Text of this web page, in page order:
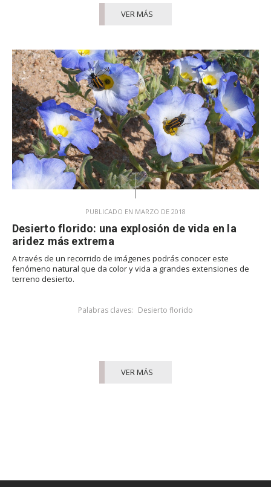
VER MÁS
PUBLICADO EN MARZO DE 2018
Desierto florido: una explosión de vida en la
aridez más extrema
A través de un recorrido de imágenes podrás conocer este
fenómeno natural que da color y vida a grandes extensiones de
terreno desierto.
Palabras claves: Desierto florido
VER MÁS